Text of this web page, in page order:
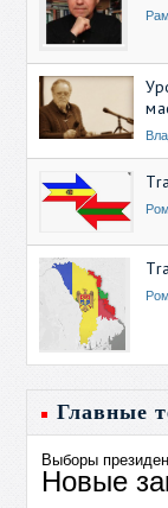
Главные
Выборы
Новые